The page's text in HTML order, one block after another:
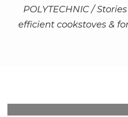
POLYTECHNIC/Stories
efficient cookstoves &